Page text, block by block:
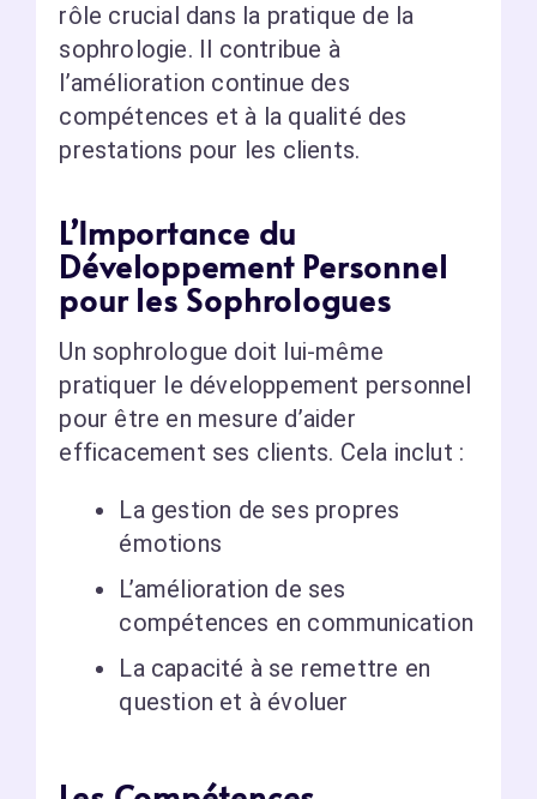
rôle crucial dans la pratique de la
sophrologie. Il contribue à
l’amélioration continue des
compétences et à la qualité des
prestations pour les clients.
L’Importance du
Développement Personnel
pour les Sophrologues
Un sophrologue doit lui-même
pratiquer le développement personnel
pour être en mesure d’aider
efficacement ses clients. Cela inclut :
La gestion de ses propres
émotions
L’amélioration de ses
compétences en communication
La capacité à se remettre en
question et à évoluer